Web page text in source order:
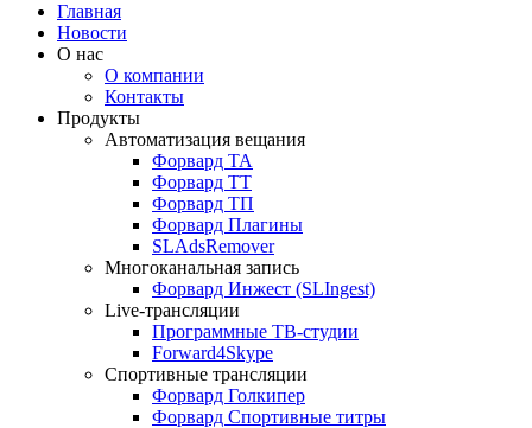
Главная
Новости
О нас
О компании
Контакты
Продукты
Автоматизация вещания
Форвард ТА
Форвард ТТ
Форвард ТП
Форвард Плагины
SLAdsRemover
Многоканальная запись
Форвард Инжест (SLIngest)
Live-трансляции
Программные ТВ-студии
Forward4Skype
Спортивные трансляции
Форвард Голкипер
Форвард Спортивные титры